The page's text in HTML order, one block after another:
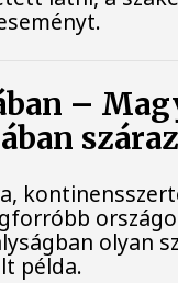
–
olyan
példa.